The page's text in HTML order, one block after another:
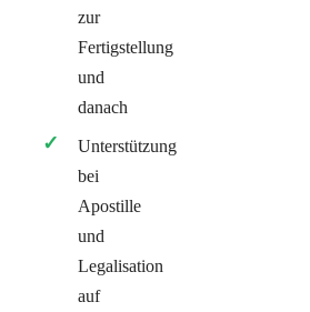
zur
Fertigstellung
und
danach
Unterstützung
bei
Apostille
und
Legalisation
auf